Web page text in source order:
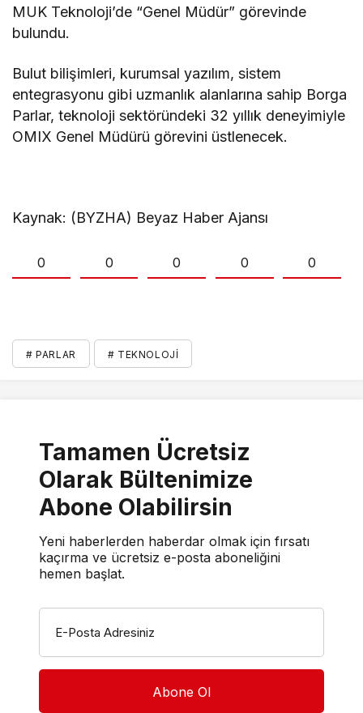
MUK Teknoloji’de “Genel Müdür” görevinde
bulundu.
Bulut bilişimleri, kurumsal yazılım, sistem
entegrasyonu gibi uzmanlık alanlarına sahip Borga
Parlar, teknoloji sektöründeki 32 yıllık deneyimiyle
OMIX Genel Müdürü görevini üstlenecek.
Kaynak: (BYZHA) Beyaz Haber Ajansı
0 0 0 0 0
# PARLAR # TEKNOLOJI
Tamamen Ücretsiz
Olarak Bültenimize
Abone Olabilirsin
Yeni haberlerden haberdar olmak için fırsatı
kaçırma ve ücretsiz e-posta aboneliğini
hemen başlat.
E-Posta Adresiniz